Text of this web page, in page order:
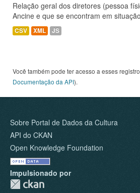
Relação geral dos diretores (pessoa
Ancine e que se encontram em
CSV XML JS
Você também pode ter acesso a esses
Documentação da API).
Sobre Portal de Dados da Cultura
API do CKAN
Open Knowledge Foundation
Impulsionado por